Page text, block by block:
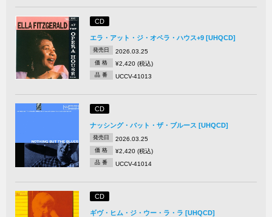
CD
エラ・アット・ジ・オペラ・ハウス+9 [UHQCD]
発売日 2026.03.25
価 格 ¥2,420 (税込)
品 番 UCCV-41013
CD
ナッシング・バット・ザ・ブルース [UHQCD]
発売日 2026.03.25
価 格 ¥2,420 (税込)
品 番 UCCV-41014
CD
ギヴ・ヒム・ジ・ウー・ラ・ラ [UHQCD]